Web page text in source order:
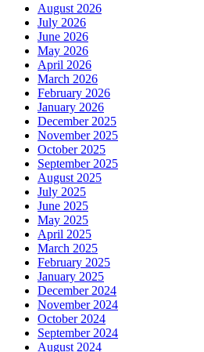
August 2026
July 2026
June 2026
May 2026
April 2026
March 2026
February 2026
January 2026
December 2025
November 2025
October 2025
September 2025
August 2025
July 2025
June 2025
May 2025
April 2025
March 2025
February 2025
January 2025
December 2024
November 2024
October 2024
September 2024
August 2024